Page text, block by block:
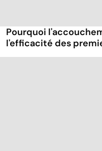
Pourquoi
l'efficacité des